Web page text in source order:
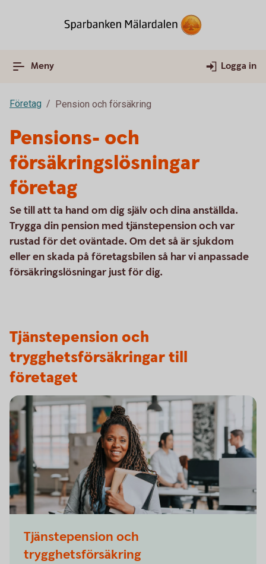
Meny Logga in
Företag Pension och försäkring
Pensions- och
försäkringslösningar
företag
Se till att ta hand om dig själv och dina anställda.
Trygga din pension med tjänstepension och var
rustad för det oväntade. Om det så är sjukdom
eller en skada på företagsbilen så har vi anpassade
försäkringslösningar just för dig.
Tjänstepension och
trygghetsförsäkringar till
företaget
Tjänstepension och
trygghetsförsäkring